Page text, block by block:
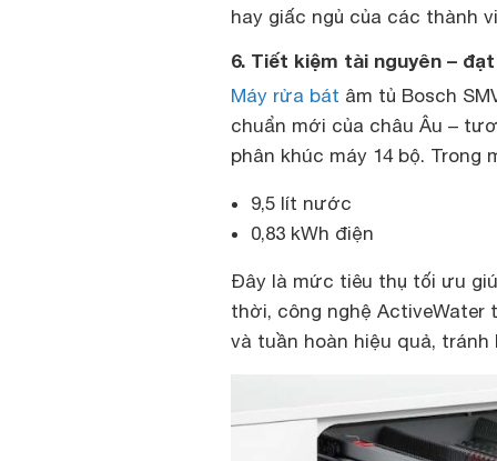
hay giấc ngủ của các thành
6. Tiết kiệm tài nguyên –
Máy rửa bát âm tủ Bosch
chuẩn mới của châu Âu –
phân khúc máy 14 bộ. Trong
9,5 lít nước
0,83 kWh điện
Đây là mức tiêu thụ tối ưu
thời, công nghệ
và tuần hoàn hiệu quả, tránh